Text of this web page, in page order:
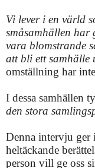
Vi lever i en värld
småsamhällen
vara blomstrande
att bli ett samhälle
omställning har
I dessa samhällen
den stora
Denna intervju ger
heltäckande
person vill ge oss